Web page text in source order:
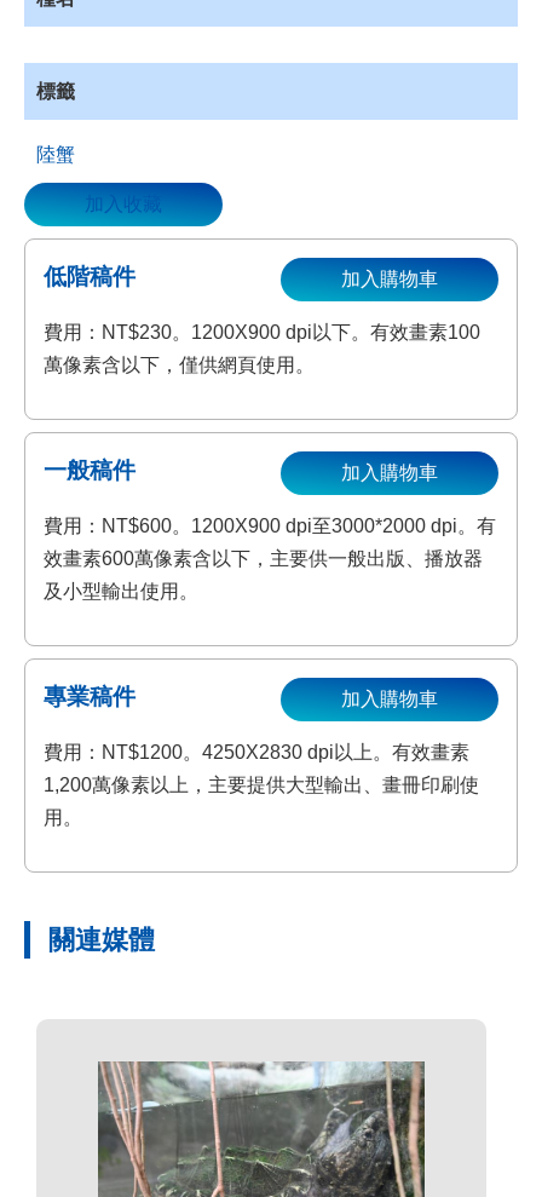
標籤
陸蟹
加入收藏
低階稿件
費用：NT$230。1200X900 dpi以下。有效畫素100
萬像素含以下，僅供網頁使用。
加入購物車
一般稿件
費用：NT$600。1200X900 dpi至3000*2000 dpi。有
效畫素600萬像素含以下，主要供一般出版、播放器
及小型輸出使用。
加入購物車
專業稿件
費用：NT$1200。4250X2830 dpi以上。有效畫素
1,200萬像素以上，主要提供大型輸出、畫冊印刷使
用。
加入購物車
關連媒體